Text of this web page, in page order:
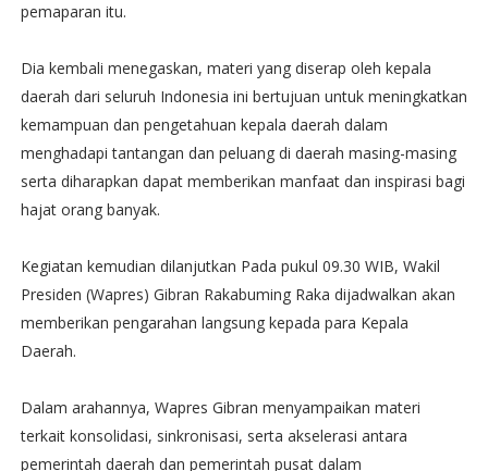
pemaparan itu.
Dia kembali menegaskan, materi yang diserap oleh kepala
daerah dari seluruh Indonesia ini bertujuan untuk meningkatkan
kemampuan dan pengetahuan kepala daerah dalam
menghadapi tantangan dan peluang di daerah masing-masing
serta diharapkan dapat memberikan manfaat dan inspirasi bagi
hajat orang banyak.
Kegiatan kemudian dilanjutkan Pada pukul 09.30 WIB, Wakil
Presiden (Wapres) Gibran Rakabuming Raka dijadwalkan akan
memberikan pengarahan langsung kepada para Kepala
Daerah.
Dalam arahannya, Wapres Gibran menyampaikan materi
terkait konsolidasi, sinkronisasi, serta akselerasi antara
pemerintah daerah dan pemerintah pusat dalam